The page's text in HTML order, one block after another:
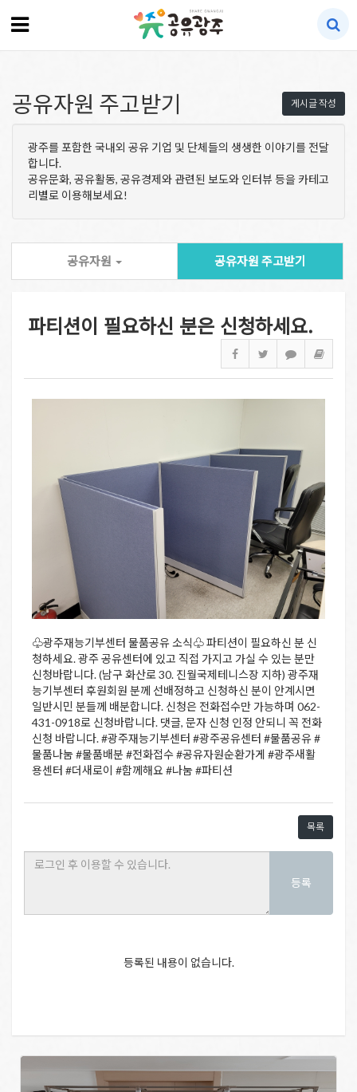
게시글 작성
공유자원 주고받기
광주를 포함한 국내외 공유 기업 및 단체들의 생생한 이야기를 전달
합니다.
공유문화, 공유활동, 공유경제와 관련된 보도와 인터뷰 등을 카테고
리별로 이용해보세요!
공유자원 공유자원 주고받기
파티션이 필요하신 분은 신청하세요.
♧광주재능기부센터 물품공유 소식♧ 파티션이 필요하신 분 신
청하세요. 광주 공유센터에 있고 직접 가지고 가실 수 있는 분만
신청바랍니다. (남구 화산로 30. 진월국제테니스장 지하) 광주재
능기부센터 후원회원 분께 선배정하고 신청하신 분이 안계시면
일반시민 분들께 배분합니다. 신청은 전화접수만 가능하며 062-
431-0918로 신청바랍니다. 댓글, 문자 신청 인정 안되니 꼭 전화
신청 바랍니다. #광주재능기부센터 #광주공유센터 #물품공유 #
물품나눔 #물품배분 #전화접수 #공유자원순환가게 #광주새활
용센터 #더새로이 #함께해요 #나눔 #파티션
목록
등록
등록된 내용이 없습니다.